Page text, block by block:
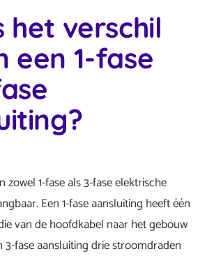
het verschil
een 1-fase
zowel 1-fase als 3-fase elektrische
Een 1-fase aansluiting heeft één
van de hoofdkabel naar het gebouw
3-fase aansluiting drie stroomdraden